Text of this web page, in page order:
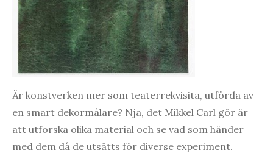
Är konstverken mer som teaterrekvisita, utförda av
en smart dekormålare? Nja, det Mikkel Carl gör är
att utforska olika material och se vad som händer
med dem då de utsätts för diverse experiment.